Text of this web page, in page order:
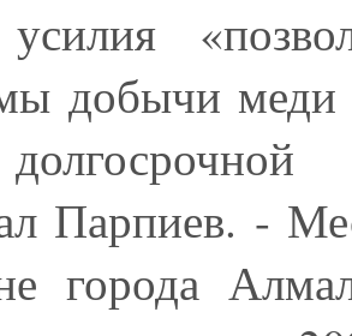
добычи
Парпиев. -
города